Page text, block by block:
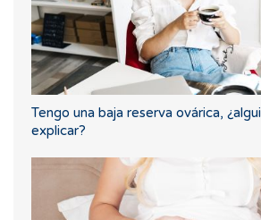
Tengo una baja reserva ovárica,
explicar?